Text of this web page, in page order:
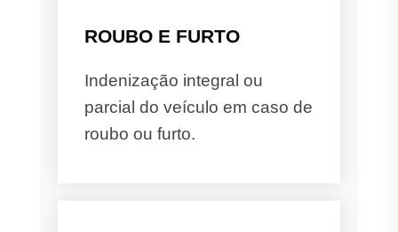
ROUBO E FURTO
Indenização integral ou
parcial do veículo em caso de
roubo ou furto.